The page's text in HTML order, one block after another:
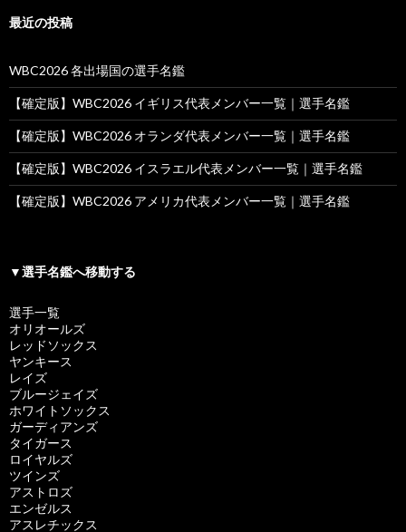
最近の投稿
WBC2026 各出場国の選手名鑑
【確定版】WBC2026 イギリス代表メンバー一覧｜選手名鑑
【確定版】WBC2026 オランダ代表メンバー一覧｜選手名鑑
【確定版】WBC2026 イスラエル代表メンバー一覧｜選手名鑑
【確定版】WBC2026 アメリカ代表メンバー一覧｜選手名鑑
▼選手名鑑へ移動する
選手一覧
オリオールズ
レッドソックス
ヤンキース
レイズ
ブルージェイズ
ホワイトソックス
ガーディアンズ
タイガース
ロイヤルズ
ツインズ
アストロズ
エンゼルス
アスレチックス